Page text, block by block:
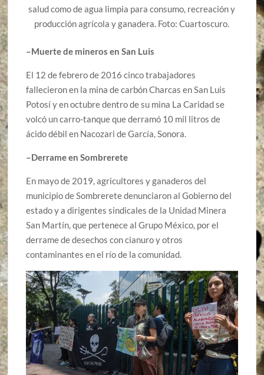
salud como de agua limpia para consumo, recreación y
producción agrícola y ganadera. Foto: Cuartoscuro.
–Muerte de mineros en San Luis
El 12 de febrero de 2016 cinco trabajadores
fallecieron en la mina de carbón Charcas en San Luis
Potosí y en octubre dentro de su mina La Caridad se
volcó un carro-tanque que derramó 10 mil litros de
ácido débil en Nacozari de García, Sonora.
–Derrame en Sombrerete
En mayo de 2019, agricultores y ganaderos del
municipio de Sombrerete denunciaron al Gobierno del
estado y a dirigentes sindicales de la Unidad Minera
San Martín, que pertenece al Grupo México, por el
derrame de desechos con cianuro y otros
contaminantes en el río de la comunidad.